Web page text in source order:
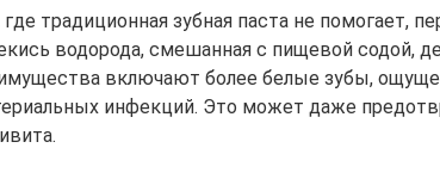
традиционная зубная паста не помогает,
водорода, смешанная с пищевой содой,
включают более белые зубы,
инфекций. Это может даже